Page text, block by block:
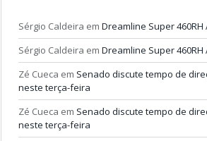
Sérgio Caldeira em Dreamline Super 460RH
Sérgio Caldeira em Dreamline Super 460RH
Zé Cueca em Senado discute tempo de
neste terça-feira
Zé Cueca em Senado discute tempo de
neste terça-feira